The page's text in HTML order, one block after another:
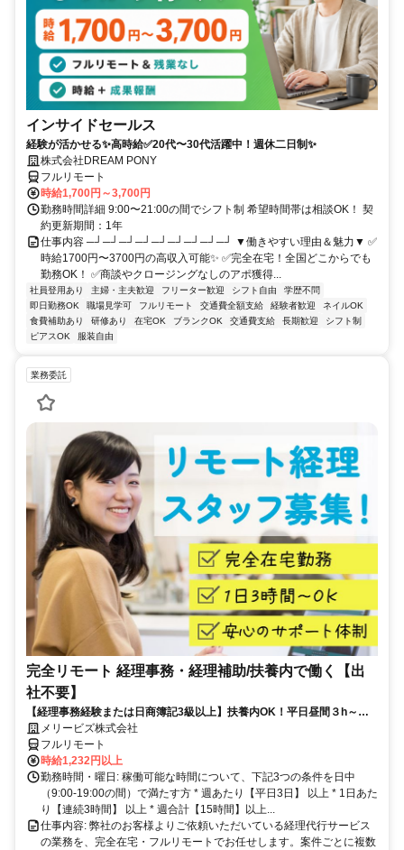
インサイドセールス
経験が活かせる✨高時給✅20代〜30代活躍中！週休二日制✨
株式会社DREAM PONY
フルリモート
時給1,700円～3,700円
勤務時間詳細 9:00〜21:00の間でシフト制 希望時間帯は相談OK！ 契
約更新期間：1年
仕事内容 ─┘─┘─┘─┘─┘─┘─┘─┘─┘ ▼働きやすい理由＆魅力▼ ✅
時給1700円〜3700円の高収入可能✨ ✅完全在宅！全国どこからでも
勤務OK！ ✅商談やクロージングなしのアポ獲得...
社員登用あり 主婦・主夫歓迎 フリーター歓迎 シフト自由
学歴不問
即日勤務OK
職場見学可 フルリモート 交通費全額支給 経験者歓迎
ネイルOK
食費補助あり
研修あり 在宅OK ブランクOK 交通費支給 長期歓迎
シフト制
ピアスOK
服装自由
業務委託
完全リモート 経理事務・経理補助/扶養内で働く【出
社不要】
【経理事務経験または日商簿記3級以上】扶養内OK！平日昼間３h～。
完全在宅で育児・介護中の方も大歓迎♪
メリービズ株式会社
フルリモート
時給1,232円以上
勤務時間・曜日: 稼働可能な時間について、下記3つの条件を日中
（9:00-19:00の間）で満たす方 * 週あたり【平日3日】 以上 * 1日あた
り【連続3時間】 以上 * 週合計【15時間】以上...
仕事内容: 弊社のお客様よりご依頼いただいている経理代行サービス
の業務を、完全在宅・フルリモートでお任せします。案件ごとに複数